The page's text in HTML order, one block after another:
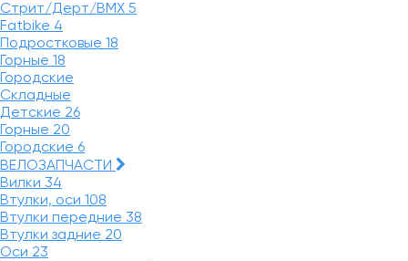
Стрит/Дерт/BMX 5
Fatbike 4
Подростковые 18
Горные 18
Городские
Складные
Детские 26
Горные 20
Городские 6
ВЕЛОЗАПЧАСТИ
Вилки 34
Втулки, оси 108
Втулки передние 38
Втулки задние 20
Оси 23